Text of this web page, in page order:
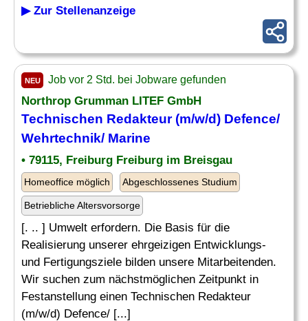
▶ Zur Stellenanzeige
NEU Job vor 2 Std. bei Jobware gefunden
Northrop Grumman LITEF GmbH
Technischen Redakteur (m/w/d) Defence/
Wehrtechnik/ Marine
• 79115, Freiburg Freiburg im Breisgau
Homeoffice möglich Abgeschlossenes Studium
Betriebliche Altersvorsorge
[. .. ] Umwelt erfordern. Die Basis für die
Realisierung unserer ehrgeizigen Entwicklungs-
und Fertigungsziele bilden unsere Mitarbeitenden.
Wir suchen zum nächstmöglichen Zeitpunkt in
Festanstellung einen Technischen Redakteur
(m/w/d) Defence/ [...]